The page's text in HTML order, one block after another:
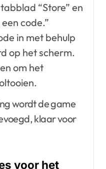
“Store” en
code.”
in met behulp
op het scherm.
om het
wordt de game
klaar voor
voor het